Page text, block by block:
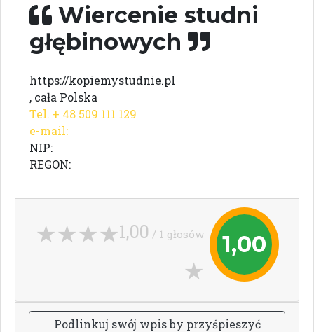
Wiercenie studni
głębinowych
https://kopiemystudnie.pl
, cała Polska
Tel. + 48 509 111 129
e-mail:
NIP:
REGON:
1,00
1,00 / 1 głosów
Podlinkuj swój wpisby przyśpieszyć